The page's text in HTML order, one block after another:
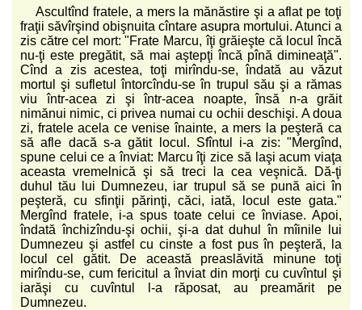
Ascultînd fratele, a mers la mănăstire şi a aflat pe toţi
fraţii săvîrşind obişnuita cîntare asupra mortului. Atunci a
zis către cel mort: "Frate Marcu, îţi grăieşte că locul încă
nu-ţi este pregătit, să mai aştepţi încă pînă dimineaţă".
Cînd a zis acestea, toţi mirîndu-se, îndată au văzut
mortul şi sufletul întorcîndu-se în trupul său şi a rămas
viu într-acea zi şi într-acea noapte, însă n-a grăit
nimănui nimic, ci privea numai cu ochii deschişi. A doua
zi, fratele acela ce venise înainte, a mers la peşteră ca
să afle dacă s-a gătit locul. Sfîntul i-a zis: "Mergînd,
spune celui ce a înviat: Marcu îţi zice să laşi acum viaţa
aceasta vremelnică şi să treci la cea veşnică. Dă-ţi
duhul tău lui Dumnezeu, iar trupul să se pună aici în
peşteră, cu sfinţii părinţi, căci, iată, locul este gata."
Mergînd fratele, i-a spus toate celui ce înviase. Apoi,
îndată închizîndu-şi ochii, şi-a dat duhul în mîinile lui
Dumnezeu şi astfel cu cinste a fost pus în peşteră, la
locul cel gătit. De această preaslăvită minune toţi
mirîndu-se, cum fericitul a înviat din morţi cu cuvîntul şi
iarăşi cu cuvîntul l-a răposat, au preamărit pe
Dumnezeu.